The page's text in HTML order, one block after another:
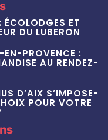
ÉCOLODGES ET
DU LUBERON
PROVENCE :
AU RENDEZ-
D’AIX S’IMPOSE-
POUR VOTRE